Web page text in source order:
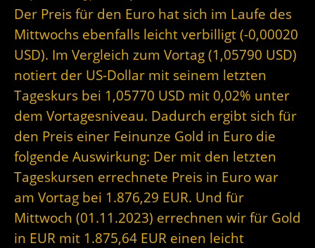
Der Preis für den Euro hat sich im Laufe des
Mittwochs ebenfalls leicht verbilligt (-0,00020
USD). Im Vergleich zum Vortag (1,05790 USD)
notiert der US-Dollar mit seinem letzten
Tageskurs bei 1,05770 USD mit 0,02% unter
dem Vortagesniveau. Dadurch ergibt sich für
den Preis einer Feinunze Gold in Euro die
folgende Auswirkung: Der mit den letzten
Tageskursen errechnete Preis in Euro war
am Vortag bei 1.876,29 EUR. Und für
Mittwoch (01.11.2023) errechnen wir für Gold
in EUR mit 1.875,64 EUR einen leicht